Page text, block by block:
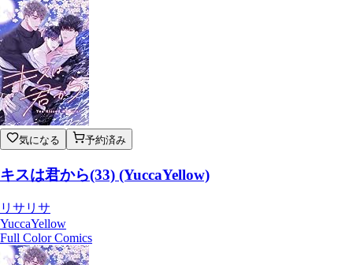
気になる 予約済み
キスは君から(33) (YuccaYellow)
リサリサ
YuccaYellow
Full Color Comics